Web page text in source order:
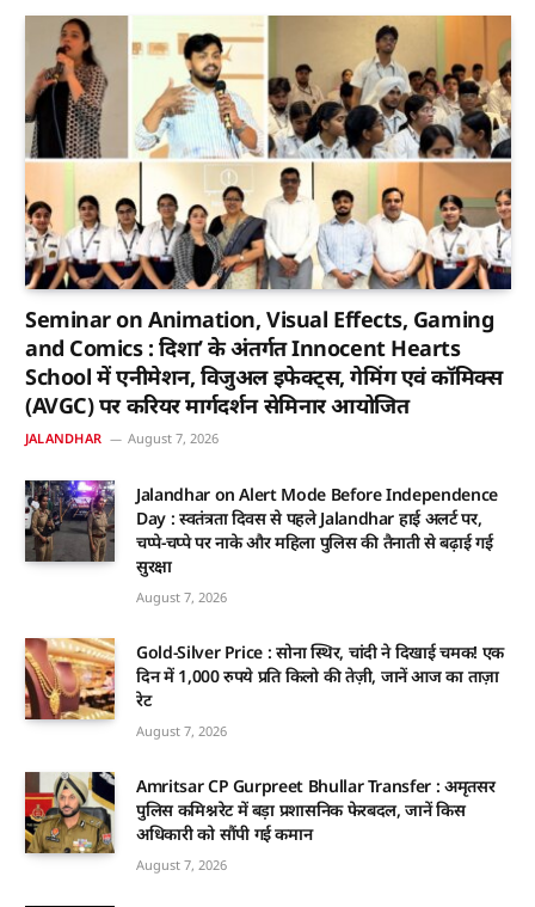
Seminar on Animation, Visual Effects, Gaming
and Comics : दिशा’ के अंतर्गत Innocent Hearts
School में एनीमेशन, विजुअल इफेक्ट्स, गेमिंग एवं कॉमिक्स
(AVGC) पर करियर मार्गदर्शन सेमिनार आयोजित
JALANDHAR August 7, 2026
Jalandhar on Alert Mode Before Independence
Day : स्वतंत्रता दिवस से पहले Jalandhar हाई अलर्ट पर,
चप्पे-चप्पे पर नाके और महिला पुलिस की तैनाती से बढ़ाई गई
सुरक्षा
August 7, 2026
Gold-Silver Price : सोना स्थिर, चांदी ने दिखाई चमक! एक
दिन में 1,000 रुपये प्रति किलो की तेज़ी, जानें आज का ताज़ा
रेट
August 7, 2026
Amritsar CP Gurpreet Bhullar Transfer : अमृतसर
पुलिस कमिश्नरेट में बड़ा प्रशासनिक फेरबदल, जानें किस
अधिकारी को सौंपी गई कमान
August 7, 2026